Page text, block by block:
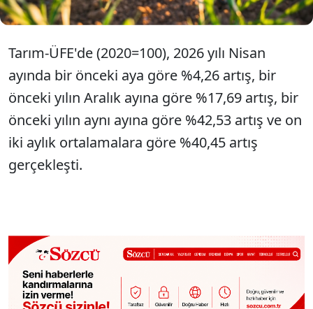
Tarım-ÜFE'de (2020=100), 2026 yılı Nisan
ayında bir önceki aya göre %4,26 artış, bir
önceki yılın Aralık ayına göre %17,69 artış, bir
önceki yılın aynı ayına göre %42,53 artış ve on
iki aylık ortalamalara göre %40,45 artış
gerçekleşti.